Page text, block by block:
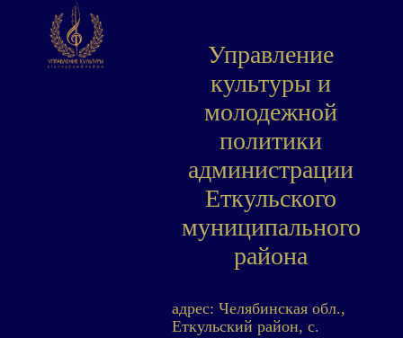
Управление
культуры и
молодежной
политики
администрации
Еткульского
муниципального
района
адрес: Челябинская обл.,
Еткульский район, с.